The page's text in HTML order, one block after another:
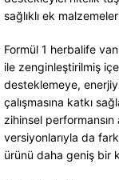
sağlıklı ek
Formül 1 herbalife
ile zenginleştirilmiş
desteklemeye,
çalışmasına katkı
zihinsel performansın
versiyonlarıyla da
ürünü daha geniş bir